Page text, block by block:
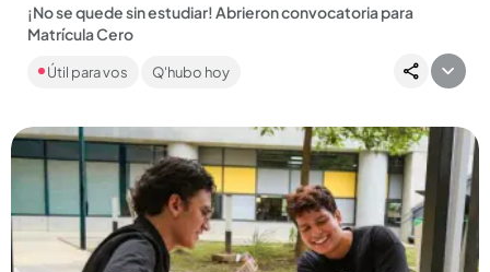
¡No se quede sin estudiar! Abrieron convocatoria para
Matrícula Cero
La convocatoria hace parte de los programas Matricula Cero
y EstudIA, y cubre hasta el 100 % de los costos de matrícula....
Útil para vos Q'hubo hoy
Compartir Noticia